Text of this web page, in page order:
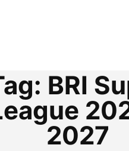
BRI
2027